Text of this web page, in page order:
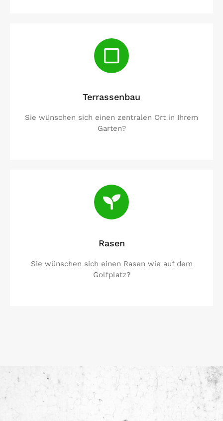
Terrassenbau
Sie wünschen sich einen zentralen Ort in Ihrem
Garten?
Rasen
Sie wünschen sich einen Rasen wie auf dem
Golfplatz?